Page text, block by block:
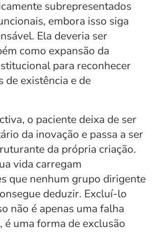
subrepresentados
embora isso siga
Ela deveria ser
como expansão da
para reconhecer
de existência e de
o paciente deixa de ser
da inovação e passa a ser
da própria criação.
vida carregam
que nenhum grupo dirigente
deduzir. Excluí-lo
não é apenas uma falha
é uma forma de exclusão